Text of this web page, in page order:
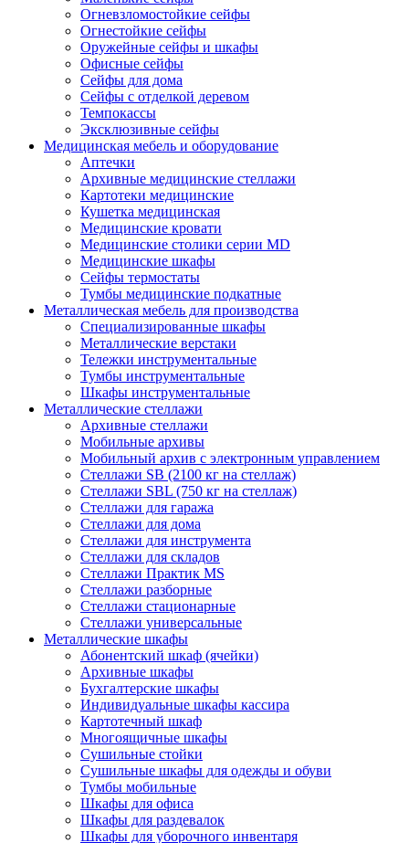
Огневзломостойкие сейфы
Огнестойкие сейфы
Оружейные сейфы и шкафы
Офисные сейфы
Сейфы для дома
Сейфы с отделкой деревом
Темпокассы
Эксклюзивные сейфы
Медицинская мебель и оборудование
Аптечки
Архивные медицинские стеллажи
Картотеки медицинские
Кушетка медицинская
Медицинские кровати
Медицинские столики серии MD
Медицинские шкафы
Сейфы термостаты
Тумбы медицинские подкатные
Металлическая мебель для производства
Cпециализированные шкафы
Металлические верстаки
Тележки инструментальные
Тумбы инструментальные
Шкафы инструментальные
Металлические стеллажи
Архивные стеллажи
Мобильные архивы
Мобильный архив с электронным управлением
Стеллажи SB (2100 кг на стеллаж)
Стеллажи SBL (750 кг на стеллаж)
Стеллажи для гаража
Стеллажи для дома
Стеллажи для инструмента
Стеллажи для складов
Стеллажи Практик MS
Стеллажи разборные
Стеллажи стационарные
Стеллажи универсальные
Металлические шкафы
Абонентский шкаф (ячейки)
Архивные шкафы
Бухгалтерские шкафы
Индивидуальные шкафы кассира
Картотечный шкаф
Многоящичные шкафы
Сушильные стойки
Сушильные шкафы для одежды и обуви
Тумбы мобильные
Шкафы для офиса
Шкафы для раздевалок
Шкафы для уборочного инвентаря